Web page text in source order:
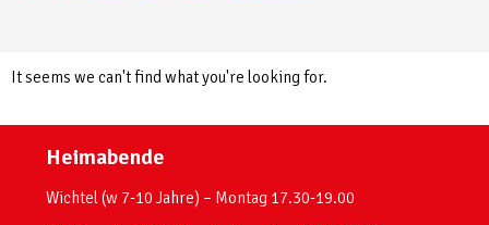
It seems we can't find what you're looking for.
Heimabende
Wichtel (w 7-10 Jahre) – Montag 17.30-19.00